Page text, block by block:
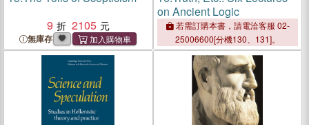
9
2105
無庫存
on Ancient Logic
若需訂購本書，請電洽客服 02-
25006600[分機130、131]。